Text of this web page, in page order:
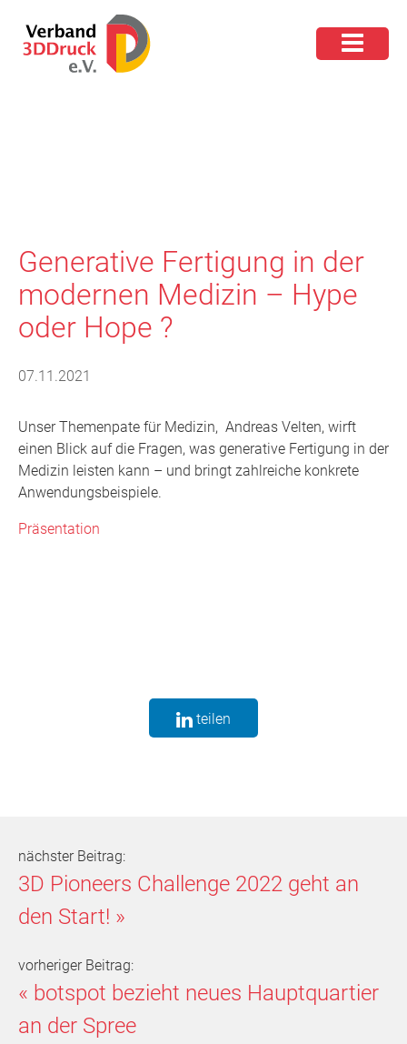
Generative Fertigung in der
modernen Medizin – Hype
oder Hope ?
07.11.2021
Unser Themenpate für Medizin, Andreas Velten, wirft
einen Blick auf die Fragen, was generative Fertigung in der
Medizin leisten kann – und bringt zahlreiche konkrete
Anwendungsbeispiele.
Präsentation
teilen
nächster Beitrag:
3D Pioneers Challenge 2022 geht an
den Start! »
vorheriger Beitrag:
« botspot bezieht neues Hauptquartier
an der Spree